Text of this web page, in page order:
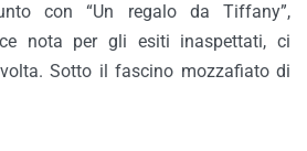
con “Un regalo da Tiffany”,
nota per gli esiti inaspettati, ci
Sotto il fascino mozzafiato di